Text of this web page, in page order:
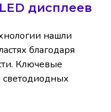
дисплеев
нашли
благодаря
Ключевые
светодиодных